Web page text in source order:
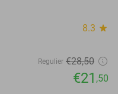
8.3 star
Regulier €28,50
€21 ,50